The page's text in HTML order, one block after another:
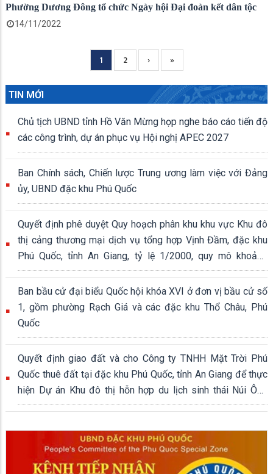
Phường Dương Đông tổ chức Ngày hội Đại đoàn kết dân tộc
14/11/2022
Current
page
1 Page
2
Next
page
›
Trang
cuối
»
TIN MỚI
Chủ tịch UBND tỉnh Hồ Văn Mừng họp nghe báo cáo tiến độ
các công trình, dự án phục vụ Hội nghị APEC 2027
Ban Chính sách, Chiến lược Trung ương làm việc với Đảng
ủy, UBND đặc khu Phú Quốc
Quyết định phê duyệt Quy hoạch phân khu khu vực Khu đô
thị cảng thương mại dịch vụ tổng hợp Vịnh Đầm, đặc khu
Phú Quốc, tỉnh An Giang, tỷ lệ 1/2000, quy mô khoảng
339,04 ha
Ban bầu cử đại biểu Quốc hội khóa XVI ở đơn vị bầu cử số
1, gồm phường Rạch Giá và các đặc khu Thổ Châu, Phú
Quốc
Quyết định giao đất và cho Công ty TNHH Mặt Trời Phú
Quốc thuê đất tại đặc khu Phú Quốc, tỉnh An Giang để thực
hiện Dự án Khu đô thị hỗn hợp du lịch sinh thái Núi Ông
Quán